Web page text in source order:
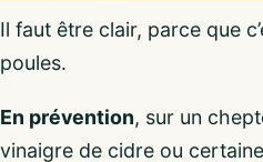
Il faut être clair, parce que
poules.
En prévention, sur un
vinaigre de cidre ou